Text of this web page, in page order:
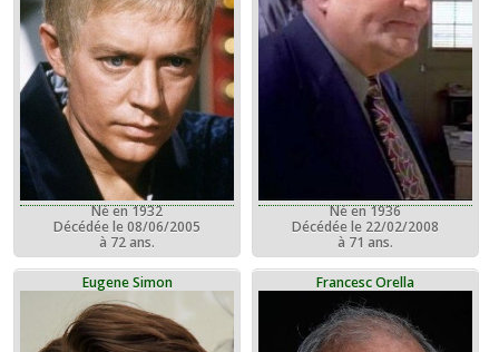
Né en 1932
Décédée le 08/06/2005
à 72 ans.
Né en 1936
Décédée le 22/02/2008
à 71 ans.
Eugene Simon Francesc Orella